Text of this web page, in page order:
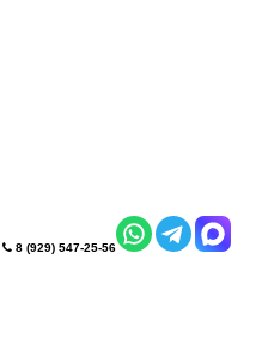
8 (929) 547-25-56